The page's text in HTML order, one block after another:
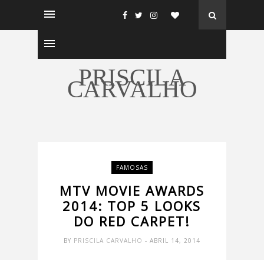
PRISCILA
CARVALHO
FAMOSAS
MTV MOVIE AWARDS
2014: TOP 5 LOOKS
DO RED CARPET!
BY PRISCILA CARVALHO - ABRIL 14, 2014